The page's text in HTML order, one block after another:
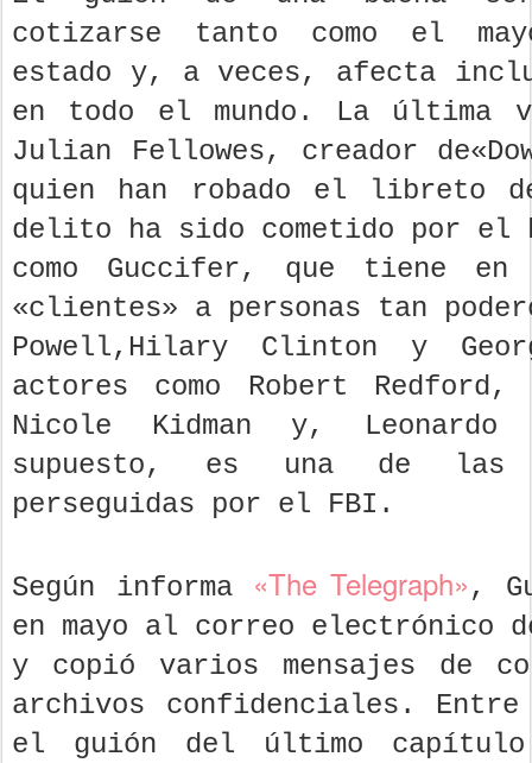
cotizarse tanto como el
estado y, a veces, afecta
en todo el mundo. La última
Julian Fellowes, creador
quien han robado el libreto
delito ha sido cometido por el
como Guccifer, que tiene
«clientes» a personas tan
Powell,Hilary Clinton y
actores como Robert Redford,
Nicole Kidman y, Leonardo
supuesto, es una de las
perseguidas por el FBI.
Según informa «The Telegraph» ,
en mayo al correo electrónico
y copió varios mensajes de
archivos confidenciales.
el guión del último